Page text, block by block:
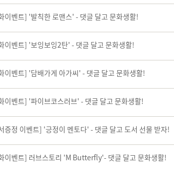
이벤트] '발칙한 로맨스' - 댓글 달고 문화생활!
이벤트] '보잉보잉2탄' - 댓글 달고 문화생활!
이벤트] '담배가게 아가씨' - 댓글 달고 문화생활!
이벤트] '파이브코스러브' - 댓글 달고 문화생활!
증정 이벤트] '긍정이 멘토다' - 댓글 달고 도서 선물 받자!
이벤트] 러브스토리 'M Butterfly'- 댓글 달고 문화생활!